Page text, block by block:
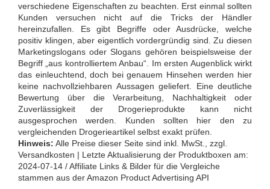
verschiedene Eigenschaften zu beachten. Erst einmal sollten
Kunden versuchen nicht auf die Tricks der Händler
hereinzufallen. Es gibt Begriffe oder Ausdrücke, welche
positiv klingen, aber eigentlich vordergründig sind. Zu diesen
Marketingslogans oder Slogans gehören beispielsweise der
Begriff „aus kontrolliertem Anbau“. Im ersten Augenblick wirkt
das einleuchtend, doch bei genauem Hinsehen werden hier
keine nachvollziehbaren Aussagen geliefert. Eine deutliche
Bewertung über die Verarbeitung, Nachhaltigkeit oder
Zuverlässigkeit der Drogerieprodukte kann nicht
ausgesprochen werden. Kunden sollten hier den zu
vergleichenden Drogerieartikel selbst exakt prüfen.
Hinweis: Alle Preise dieser Seite sind inkl. MwSt., zzgl.
Versandkosten | Letzte Aktualisierung der Produktboxen am:
2024-07-14 / Affiliate Links & Bilder für die Vergleiche
stammen aus der Amazon Product Advertising API